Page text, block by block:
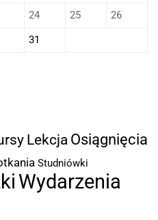
24 25
26
31
Lekcja Osiągnięcia
Studniówki
Wydarzenia